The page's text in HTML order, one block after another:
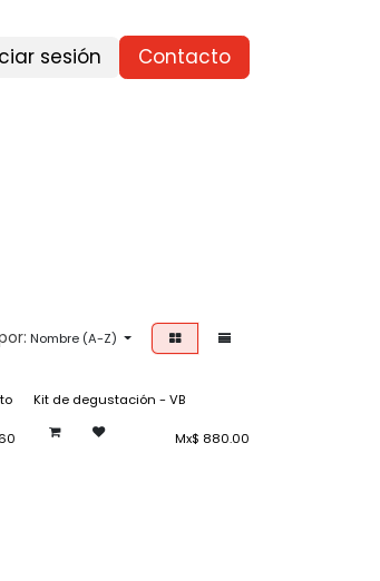
sesión Contacto
Nombre (A-Z)
Kit de degustación - VB
Mx$ 880.00